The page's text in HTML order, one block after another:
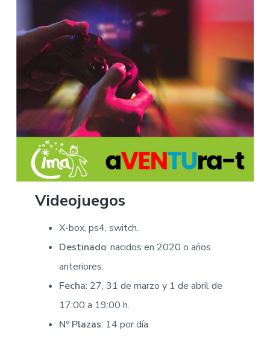
Videojuegos
X-box, ps4, switch.
Destinado: nacidos en 2020 o años
anteriores.
Fecha: 27, 31 de marzo y 1 de abril de
17:00 a 19:00 h.
Nº Plazas: 14 por día